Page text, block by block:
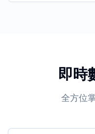
即時
全方位